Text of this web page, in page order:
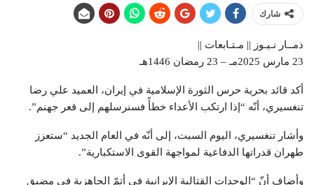
شارك
ذمــار نـيـوز || مـتـابعات ||
23 مارس 2025مـ – 23 رمضان 1446هـ
أكد قائد بحرية حرس الثورة الإسلامية في إيران، العميد علي رضا
تنغسيري، أنّه “إذا ارتكب الأعداء خطأً فسنرسلهم إلى قعر جهنم”.
وأشار تنغسيري، اليوم السبت، إلى أنّه في العام الجديد “ستعزز
طهران قدراتها الدفاعية لمواجهة القوى الاستكبارية”.
وأضاف أنّ “الوحدات القتالية الإيرانية في أتمّ الجاهزية في مضيق